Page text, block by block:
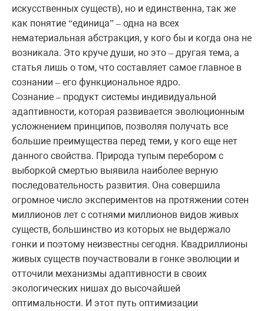
искусственных существ), но и единственна, так же
как понятие “единица” – одна на всех
нематериальная абстракция, у кого бы и когда она не
возникала. Это круче души, но это – другая тема, а
статья лишь о том, что составляет самое главное в
сознании – его функциональное ядро.
Сознание – продукт системы индивидуальной
адаптивности, которая развивается эволюционным
усложнением принципов, позволяя получать все
большие преимущества перед теми, у кого еще нет
данного свойства. Природа тупым перебором с
выборкой смертью выявила наиболее верную
последовательность развития. Она совершила
огромное число экспериментов на протяжении сотен
миллионов лет с сотнями миллионов видов живых
существ, большинство из которых не выдержало
гонки и поэтому неизвестны сегодня. Квадриллионы
живых существ поучаствовали в гонке эволюции и
отточили механизмы адаптивности в своих
экологических нишах до высочайшей
оптимальности. И этот путь оптимизации